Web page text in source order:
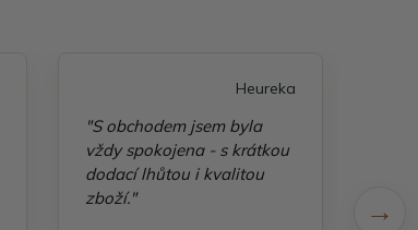
Heureka
"S obchodem jsem byla
vždy spokojena - s krátkou
dodací lhůtou i kvalitou
zboží."